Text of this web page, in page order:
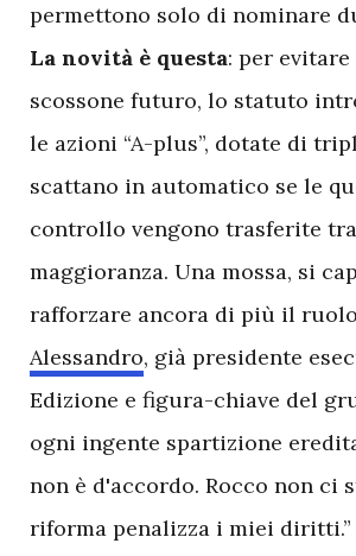
permettono solo di nominare
La novità è questa: per
scossone futuro, lo statuto
le azioni “A-plus”, dotate di
scattano in automatico se le
controllo vengono trasferite
maggioranza. Una mossa, si
rafforzare ancora di più il
Alessandro, già presidente
Edizione e figura-chiave del
ogni ingente spartizione
non è d'accordo. Rocco non ci
riforma penalizza i miei diritti.”